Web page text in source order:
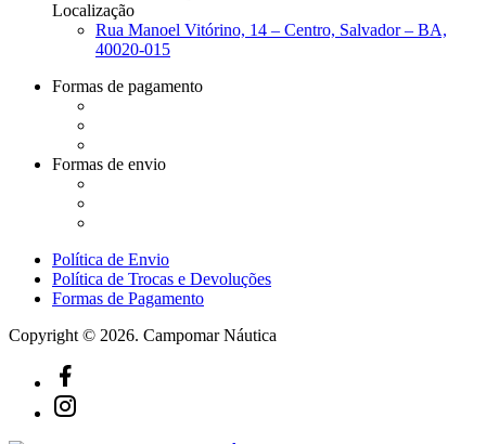
Localização
Rua Manoel Vitórino, 14 – Centro, Salvador – BA,
40020-015
Formas de pagamento
Formas de envio
Política de Envio
Política de Trocas e Devoluções
Formas de Pagamento
Copyright © 2026. Campomar Náutica